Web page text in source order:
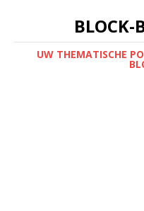
BLOCK-
UW THEMATISCHE